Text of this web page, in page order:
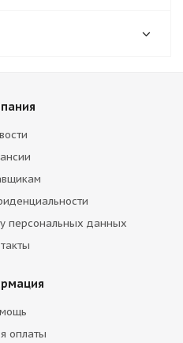
персональных данных
оплаты